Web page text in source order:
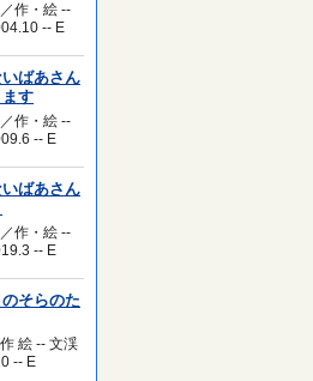
作・絵 --
-- E
ばあさん
す
作・絵 --
-- E
ばあさん
作・絵 --
-- E
そらのた
絵 -- 文渓
-- E